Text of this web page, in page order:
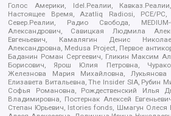
Голос Америки, Idel.Реалии,
Настоящее Время, Azatliq Radiosi, PCE/PC,
Север.Реалии, Радио Свобода,
Александрович, Савицкая Людмила
Евгеньевич, Камалягин Денис
Александровна, Medusa Project, Первое
Баданин Роман Сергеевич, Гликин Максим
Борисович, Ярош Юлия Петровна,
Железнова Мария Михайловна,
Елизавета Витальевна, The Insider SIA, Рубин
Софья Романовна, Рождественский Илья
Владимировна, Постернак Алексей
Степан Юрьевич, Istories fonds, Шмагун Олеся